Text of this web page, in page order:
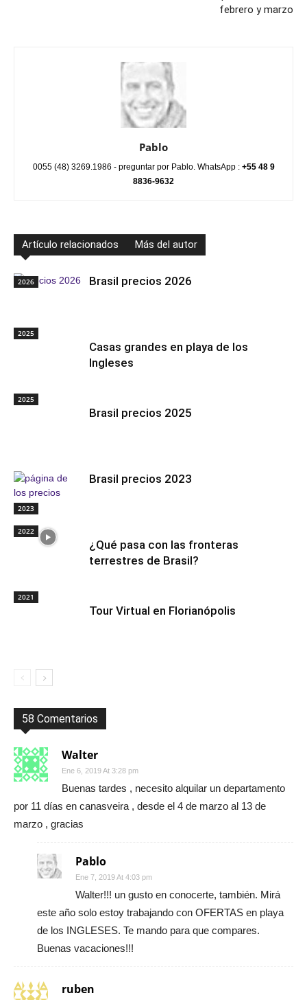
febrero y marzo
Pablo
0055 (48) 3269.1986 - preguntar por Pablo. WhatsApp : +55 48 9
8836-9632
Artículo relacionados Más del autor
2026 Brasil precios 2026
2025
Casas grandes en playa de los
Ingleses
2025
Brasil precios 2025
2023
Brasil precios 2023
2022
¿Qué pasa con las fronteras
terrestres de Brasil?
2021
Tour Virtual en Florianópolis
58 Comentarios
Walter
Ene 6, 2019 At 3:28 pm
Buenas tardes , necesito alquilar un departamento
por 11 días en canasveira , desde el 4 de marzo al 13 de
marzo , gracias
Pablo
Ene 7, 2019 At 4:03 pm
Walter!!! un gusto en conocerte, también. Mirá
este año solo estoy trabajando con OFERTAS en playa
de los INGLESES. Te mando para que compares.
Buenas vacaciones!!!
ruben